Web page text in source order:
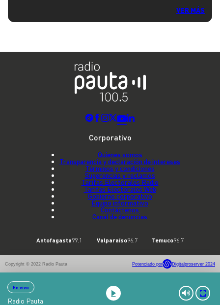
VER MÁS
En vivo
Radio Pauta
Corporativo
Quienes somos
Transparencia y declaración de intereses
Términos y condiciones
Sugerencias y reclamos
Tarifas Electorales Radio
Tarifas Electorales Web
Gobierno corporativo
Equipo informativo
Contáctenos
Canal de denuncias
Antofagasta99.1 Valparaíso96.7 Temuco96.7
Copyright © 2022 Radio Pauta Potenciado por Digitalproserver 2024